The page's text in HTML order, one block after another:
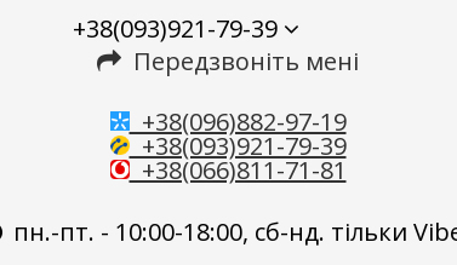
+38(093)921-79-39
Передзвоніть мені
+38(096)882-97-19
+38(093)921-79-39
+38(066)811-71-81
пн.-пт. - 10:00-18:00, сб-нд. тільки